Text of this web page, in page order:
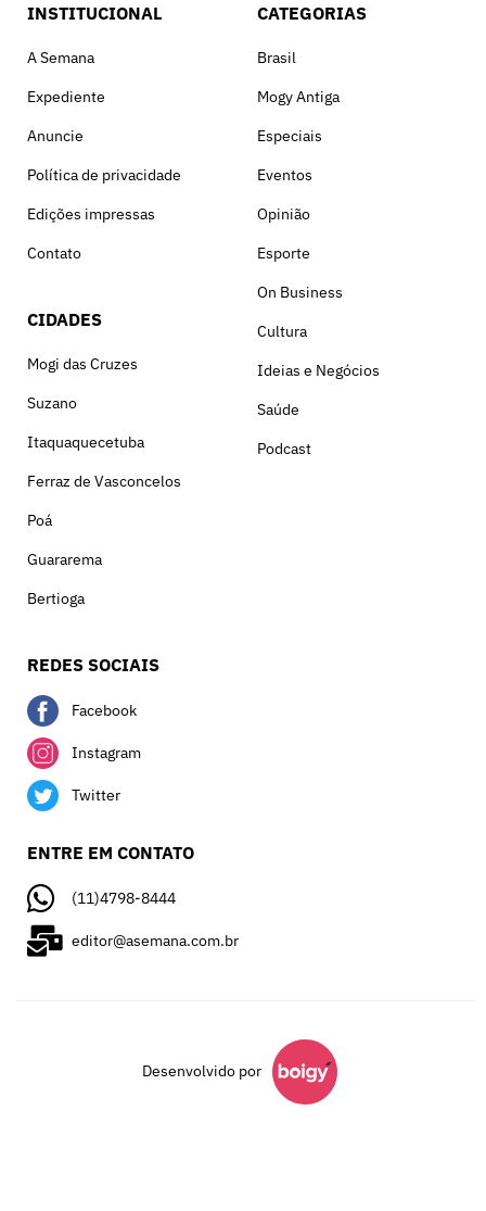
INSTITUCIONAL
A Semana
Expediente
Anuncie
Política de privacidade
Edições impressas
Contato
CIDADES
Mogi das Cruzes
Suzano
Itaquaquecetuba
Ferraz de Vasconcelos
Poá
Guararema
Bertioga
CATEGORIAS
Brasil
Mogy Antiga
Especiais
Eventos
Opinião
Esporte
On Business
Cultura
Ideias e Negócios
Saúde
Podcast
REDES SOCIAIS
Facebook
Instagram
Twitter
ENTRE EM CONTATO
(11)4798-8444
editor@asemana.com.br
Desenvolvido por